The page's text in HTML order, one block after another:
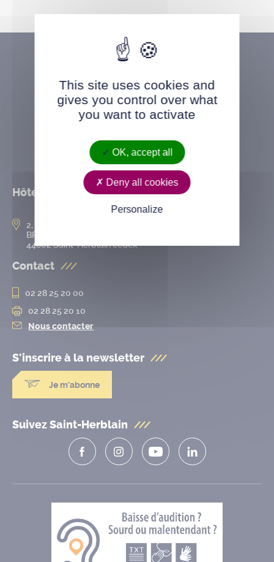
Hôtel de ville
2, rue de l’Hôtel-de-Ville
BP 50167
44802 Saint-Herblain cedex
Contact
02 28 25 20 00
02 28 25 20 10
Nous contacter
S'inscrire à la newsletter
Je m'abonne
Suivez Saint-Herblain
This site uses cookies and
gives you control over what
you want to activate
OK, accept all
Deny all cookies
Personalize